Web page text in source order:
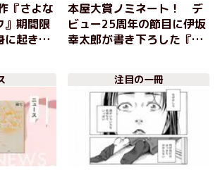
『さよな
』期間限
に起きた
本屋大賞ノミネート！ デ
ビュー25周年の節目に伊坂
幸太郎が書き下ろした『さ
の作品で一番好きだと断言
できる」と語る『暁星』。
大注目の2作をご紹介！
注目の一冊